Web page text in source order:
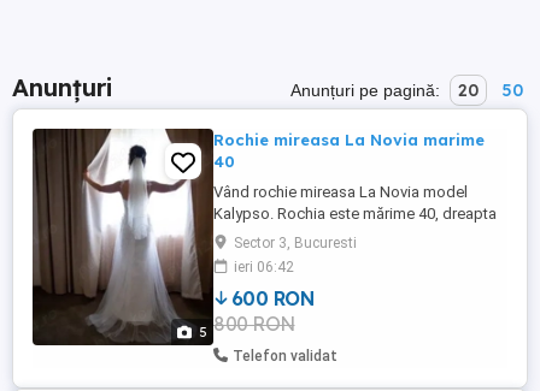
Anunțuri Anunțuri pe pagină: 20 50
5
Rochie mireasa La Novia marime
40
Vând rochie mireasa La Novia model
Kalypso. Rochia este mărime 40, dreapta
in fata și cu trena scurta in spate. Potrivită
pentru o înălțime de 1.75 m și 55-60 kg.
Are bretele cu flori, bust încorsetat cu
dantela și tull in partea de jos. Culoare
light ivoire. Este purtata o singura data și
curățata profesional. ...
Sector 3, Bucuresti
ieri 06:42
600 RON
800 RON
Telefon validat